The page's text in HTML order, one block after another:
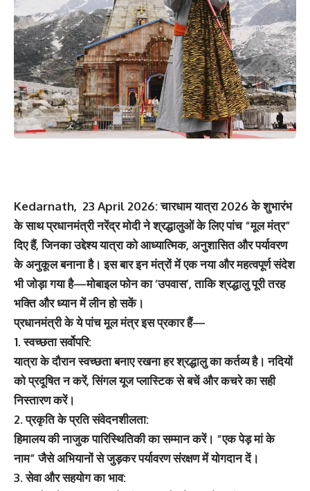
Kedarnath, 23 April 2026: चारधाम यात्रा 2026 के शुभारंभ
के साथ प्रधानमंत्री नरेंद्र मोदी ने श्रद्धालुओं के लिए पांच “मूल मंत्र”
दिए हैं, जिनका उद्देश्य यात्रा को आध्यात्मिक, अनुशासित और पर्यावरण
के अनुकूल बनाना है। इस बार इन मंत्रों में एक नया और महत्वपूर्ण संदेश
भी जोड़ा गया है—मोबाइल फोन का ‘उपवास’, ताकि श्रद्धालु पूरी तरह
भक्ति और ध्यान में लीन हो सकें।
प्रधानमंत्री के ये पांच मूल मंत्र इस प्रकार हैं—
1. स्वच्छता सर्वोपरि:
यात्रा के दौरान स्वच्छता बनाए रखना हर श्रद्धालु का कर्तव्य है। नदियों
को प्रदूषित न करें, सिंगल यूज प्लास्टिक से बचें और कचरे का सही
निस्तारण करें।
2. प्रकृति के प्रति संवेदनशीलता:
हिमालय की नाजुक पारिस्थितिकी का सम्मान करें। “एक पेड़ मां के
नाम” जैसे अभियानों से जुड़कर पर्यावरण संरक्षण में योगदान दें।
3. सेवा और सहयोग का भाव: